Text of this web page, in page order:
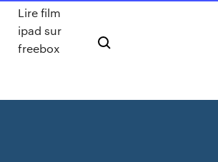
Lire film
ipad sur
freebox